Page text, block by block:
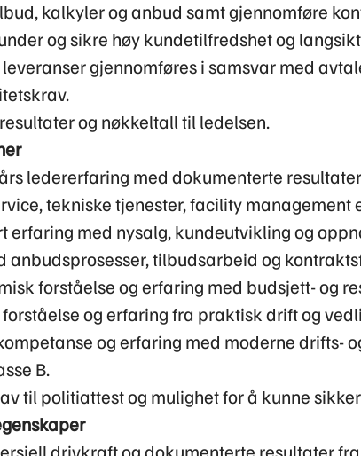
kalkyler og anbud samt gjennomføre
og sikre høy kundetilfredshet og
gjennomføres i samsvar med
og nøkkeltall til ledelsen.
ledererfaring med dokumenterte
tekniske tjenester, facility management
erfaring med nysalg, kundeutvikling og
anbudsprosesser, tilbudsarbeid og
forståelse og erfaring med budsjett- og
og erfaring fra praktisk drift og
og erfaring med moderne drifts-
B.
til politiattest og mulighet for å kunne
drivkraft og dokumenterte resultater